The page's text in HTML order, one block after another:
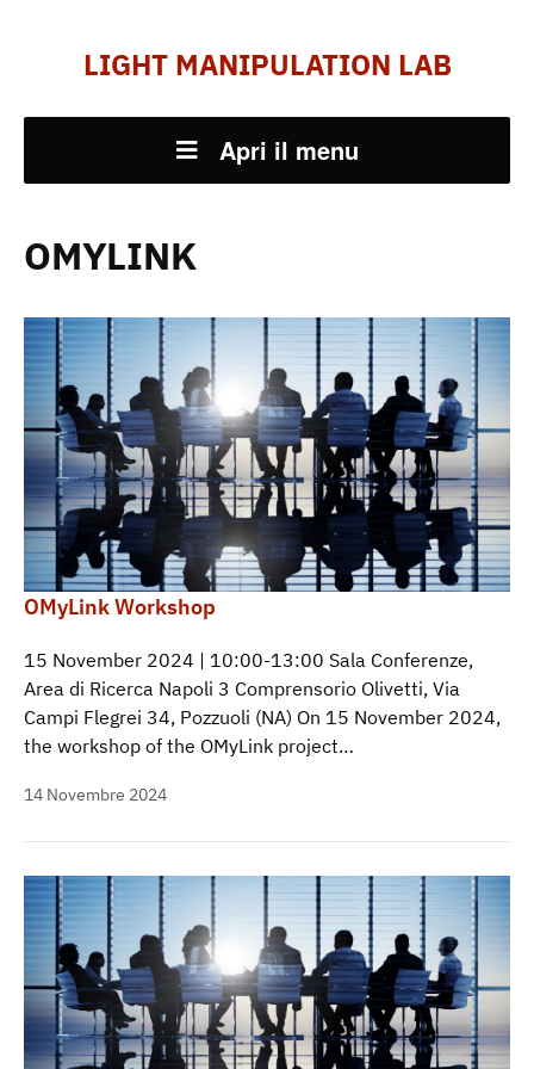
LIGHT MANIPULATION LAB
Apri il menu
OMYLINK
OMyLink Workshop
15 November 2024 | 10:00-13:00 Sala Conferenze,
Area di Ricerca Napoli 3 Comprensorio Olivetti, Via
Campi Flegrei 34, Pozzuoli (NA) On 15 November 2024,
the workshop of the OMyLink project…
14 Novembre 2024